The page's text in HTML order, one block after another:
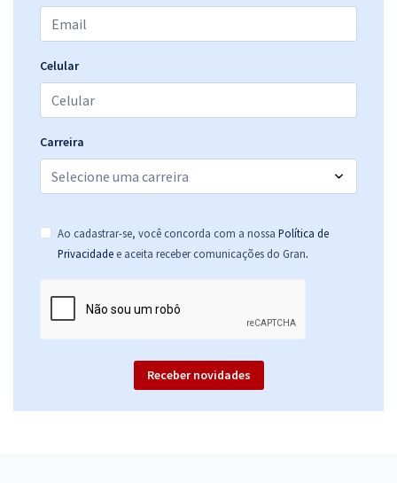
Celular
Carreira
Ao cadastrar-se, você concorda com a nossa Política de
Privacidade e aceita receber comunicações do Gran.
Receber novidades